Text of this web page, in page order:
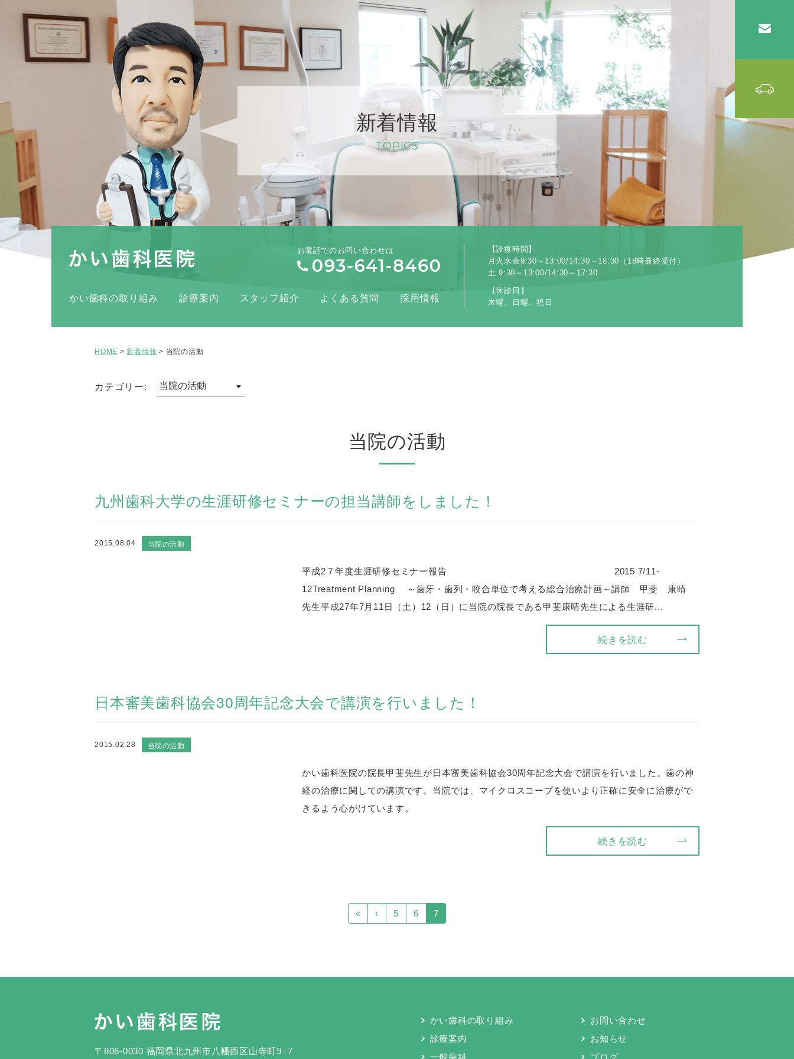
お電話でのお問い合わせは
かい歯科の取り組み 診療案内 スタッフ紹介 よくある質問 採用情報
【診療時間】
月火水金9:30～13:00/14:30～18:30（18時最終受付）
土 9:30～13:00/14:30～17:30
【休診日】
木曜、日曜、祝日
新着情報
TOPICS
HOME > 新着情報 > 当院の活動
カテゴリー:
当院の活動
九州歯科大学の生涯研修セミナーの担当講師をしました！
2015.08.04 当院の活動
平成2７年度生涯研修セミナー報告 2015 7/11-
12Treatment Planning ～歯牙・歯列・咬合単位で考える総合治療計画～講師 甲斐 康晴
先生平成27年7月11日（土）12（日）に当院の院長である甲斐康晴先生による生涯研...
続きを読む
日本審美歯科協会30周年記念大会で講演を行いました！
2015.02.28 当院の活動
かい歯科医院の院長甲斐先生が日本審美歯科協会30周年記念大会で講演を行いました。歯の神
経の治療に関しての講演です。当院では、マイクロスコープを使いより正確に安全に治療がで
きるよう心がけています。
続きを読む
« ‹ 5 6 7
〒806-0030 福岡県北九州市八幡西区山寺町9−7
かい歯科の取り組み
診療案内
一般歯科
お問い合わせ
お知らせ
ブログ